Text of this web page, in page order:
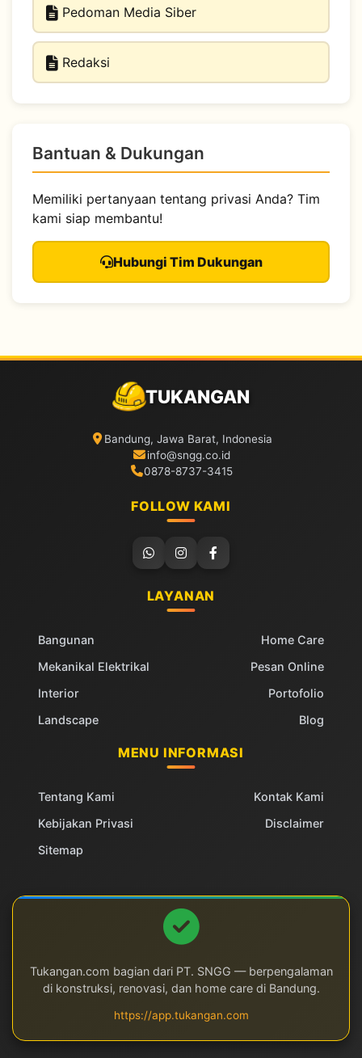
Pedoman Media Siber
Redaksi
Bantuan & Dukungan
Memiliki pertanyaan tentang privasi Anda? Tim
kami siap membantu!
Hubungi Tim Dukungan
TUKANGAN
Bandung, Jawa Barat, Indonesia
info@sngg.co.id
0878-8737-3415
FOLLOW KAMI
LAYANAN
Bangunan
Mekanikal Elektrikal
Interior
Landscape
Home Care
Pesan Online
Portofolio
Blog
MENU INFORMASI
Tentang Kami
Kebijakan Privasi
Sitemap
Kontak Kami
Disclaimer
Tukangan.com bagian dari PT. SNGG — berpengalaman
di konstruksi, renovasi, dan home care di Bandung.
https://app.tukangan.com